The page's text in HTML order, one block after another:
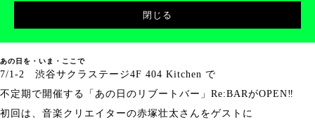
閉じる
あの日を・いま・ここで
7/1-2 渋谷サクラステージ4F 404 Kitchen で
不定期で開催する「あの日のリブートバー」Re:BARがOPEN‼️
初回は、音楽クリエイターの赤塚壮太さんをゲストに